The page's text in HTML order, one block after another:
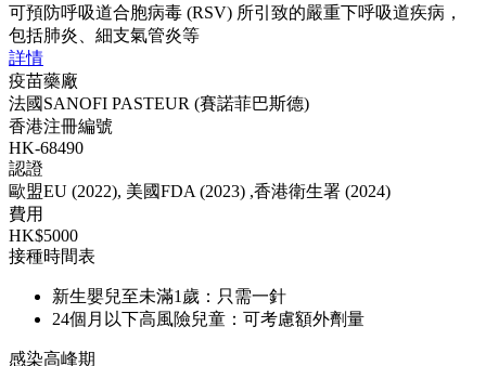
可預防呼吸道合胞病毒 (RSV) 所引致的嚴重下呼吸道疾病，
包括肺炎、細支氣管炎等
詳情
疫苗藥廠
法國SANOFI PASTEUR (賽諾菲巴斯德)
香港注冊編號
HK-68490
認證
歐盟EU (2022), 美國FDA (2023) ,香港衛生署 (2024)
費用
HK$5000
接種時間表
新生嬰兒至未滿1歲：只需一針
24個月以下高風險兒童：可考慮額外劑量
感染高峰期